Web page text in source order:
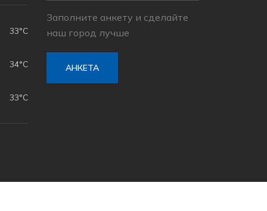
33°C
34°C
33°C
Заполните анкету и сделайте
наш город лучше
АНКЕТА